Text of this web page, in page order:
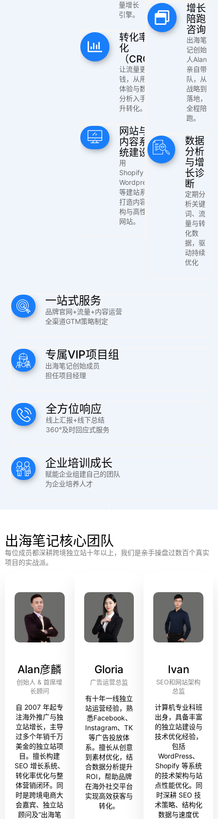
量增长
引擎。
转化率优
化
（CRO）
让流量更值
钱，从用户
体验与数据
分析入手提
升转化。
网站与
内容系
统建设
用
Shopify，
Wordpress
等建站系统
打造内容架
构与高性能
网站。
增长
陪跑
咨询
出海笔
记创始
人Alan
亲自带
队，从
战略到
落地，
全程陪
跑。
数据
分析
与增
长诊
断
定期分
析关键
词、流
量与转
化数
据，驱
动持续
优化
一站式服务
品牌官网+流量+内容运营
全渠道GTM策略制定
专属VIP项目组
出海笔记创始成员
担任项目经理
全方位响应
线上汇报+线下总结
360°及时回应式服务
企业培训成长
赋能企业组建自己的团队
为企业培养人才
出海笔记核心团队
每位成员都深耕跨境独立站十年以上，我们是亲手操盘过数百个真实
项目的实战派。
Alan彦麟
创始人 & 首席增
长顾问
自 2007 年起专
注海外推广与独
立站增长，主导
过多个年销千万
美金的独立站项
目。擅长构建
SEO 增长系统、
转化率优化与整
体营销闭环。同
时是跨境电商大
会嘉宾、独立站
顾问及“出海笔
Gloria
广告运营总监
有十年一线独立
站运营经验，熟
悉Facebook、
Instagram、TK
等广告投放体
系。擅长从创意
到素材优化，结
合数据分析提升
ROI，帮助品牌
在海外社交平台
实现高效获客与
转化。
Ivan
SEO和网站架构
总监
计算机专业科班
出身，具备丰富
的独立站建设与
技术优化经验，
包括
WordPress、
Shopify 等系统
的技术架构与站
点性能优化。同
时深耕 SEO 技
术策略、结构化
数据与速度优